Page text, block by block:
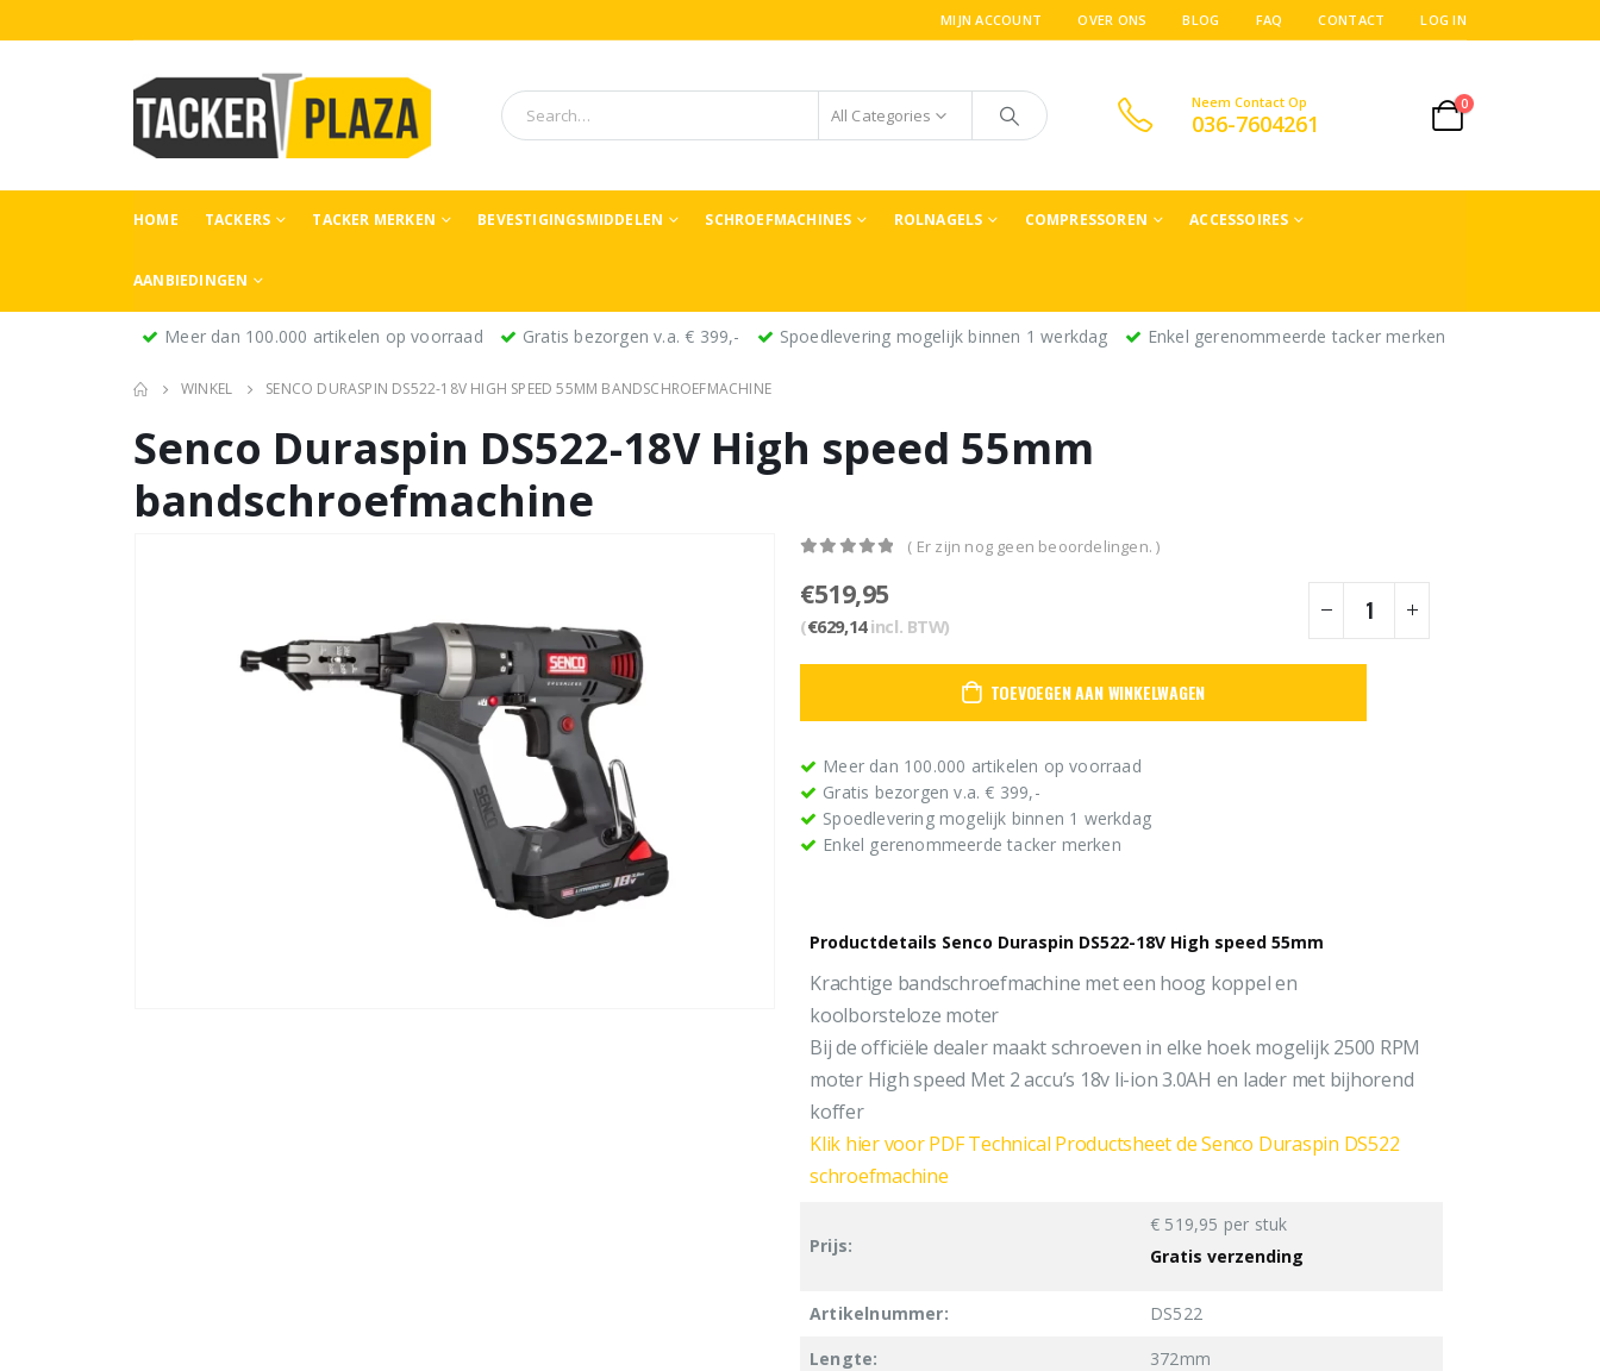
MIJN ACCOUNT OVER ONS BLOG FAQ CONTACT LOG IN
All Categories
Neem Contact Op
036-7604261
0
HOME TACKERS TACKER MERKEN BEVESTIGINGSMIDDELEN SCHROEFMACHINES ROLNAGELS COMPRESSOREN ACCESSOIRES
AANBIEDINGEN
Meer dan 100.000 artikelen op voorraad Gratis bezorgen v.a. € 399,- Spoedlevering mogelijk binnen 1 werkdag Enkel gerenommeerde tacker merken
WINKEL SENCO DURASPIN DS522-18V HIGH SPEED 55MM BANDSCHROEFMACHINE
Senco Duraspin DS522-18V High speed 55mm
bandschroefmachine
( Er zijn nog geen beoordelingen. )
€519,95
(€629,14incl. BTW)
TOEVOEGEN AAN WINKELWAGEN
Meer dan 100.000 artikelen op voorraad
Gratis bezorgen v.a. € 399,-
Spoedlevering mogelijk binnen 1 werkdag
Enkel gerenommeerde tacker merken
Productdetails Senco Duraspin DS522-18V High speed 55mm
Krachtige bandschroefmachine met een hoog koppel en
koolborsteloze moter
Bij de officiële dealer maakt schroeven in elke hoek mogelijk 2500 RPM
moter High speed Met 2 accu’s 18v li-ion 3.0AH en lader met bijhorend
koffer
Klik hier voor PDF Technical Productsheet de Senco Duraspin DS522
schroefmachine
Prijs:
€ 519,95 per stuk
Gratis verzending
Artikelnummer:
DS522
Lengte:
372mm